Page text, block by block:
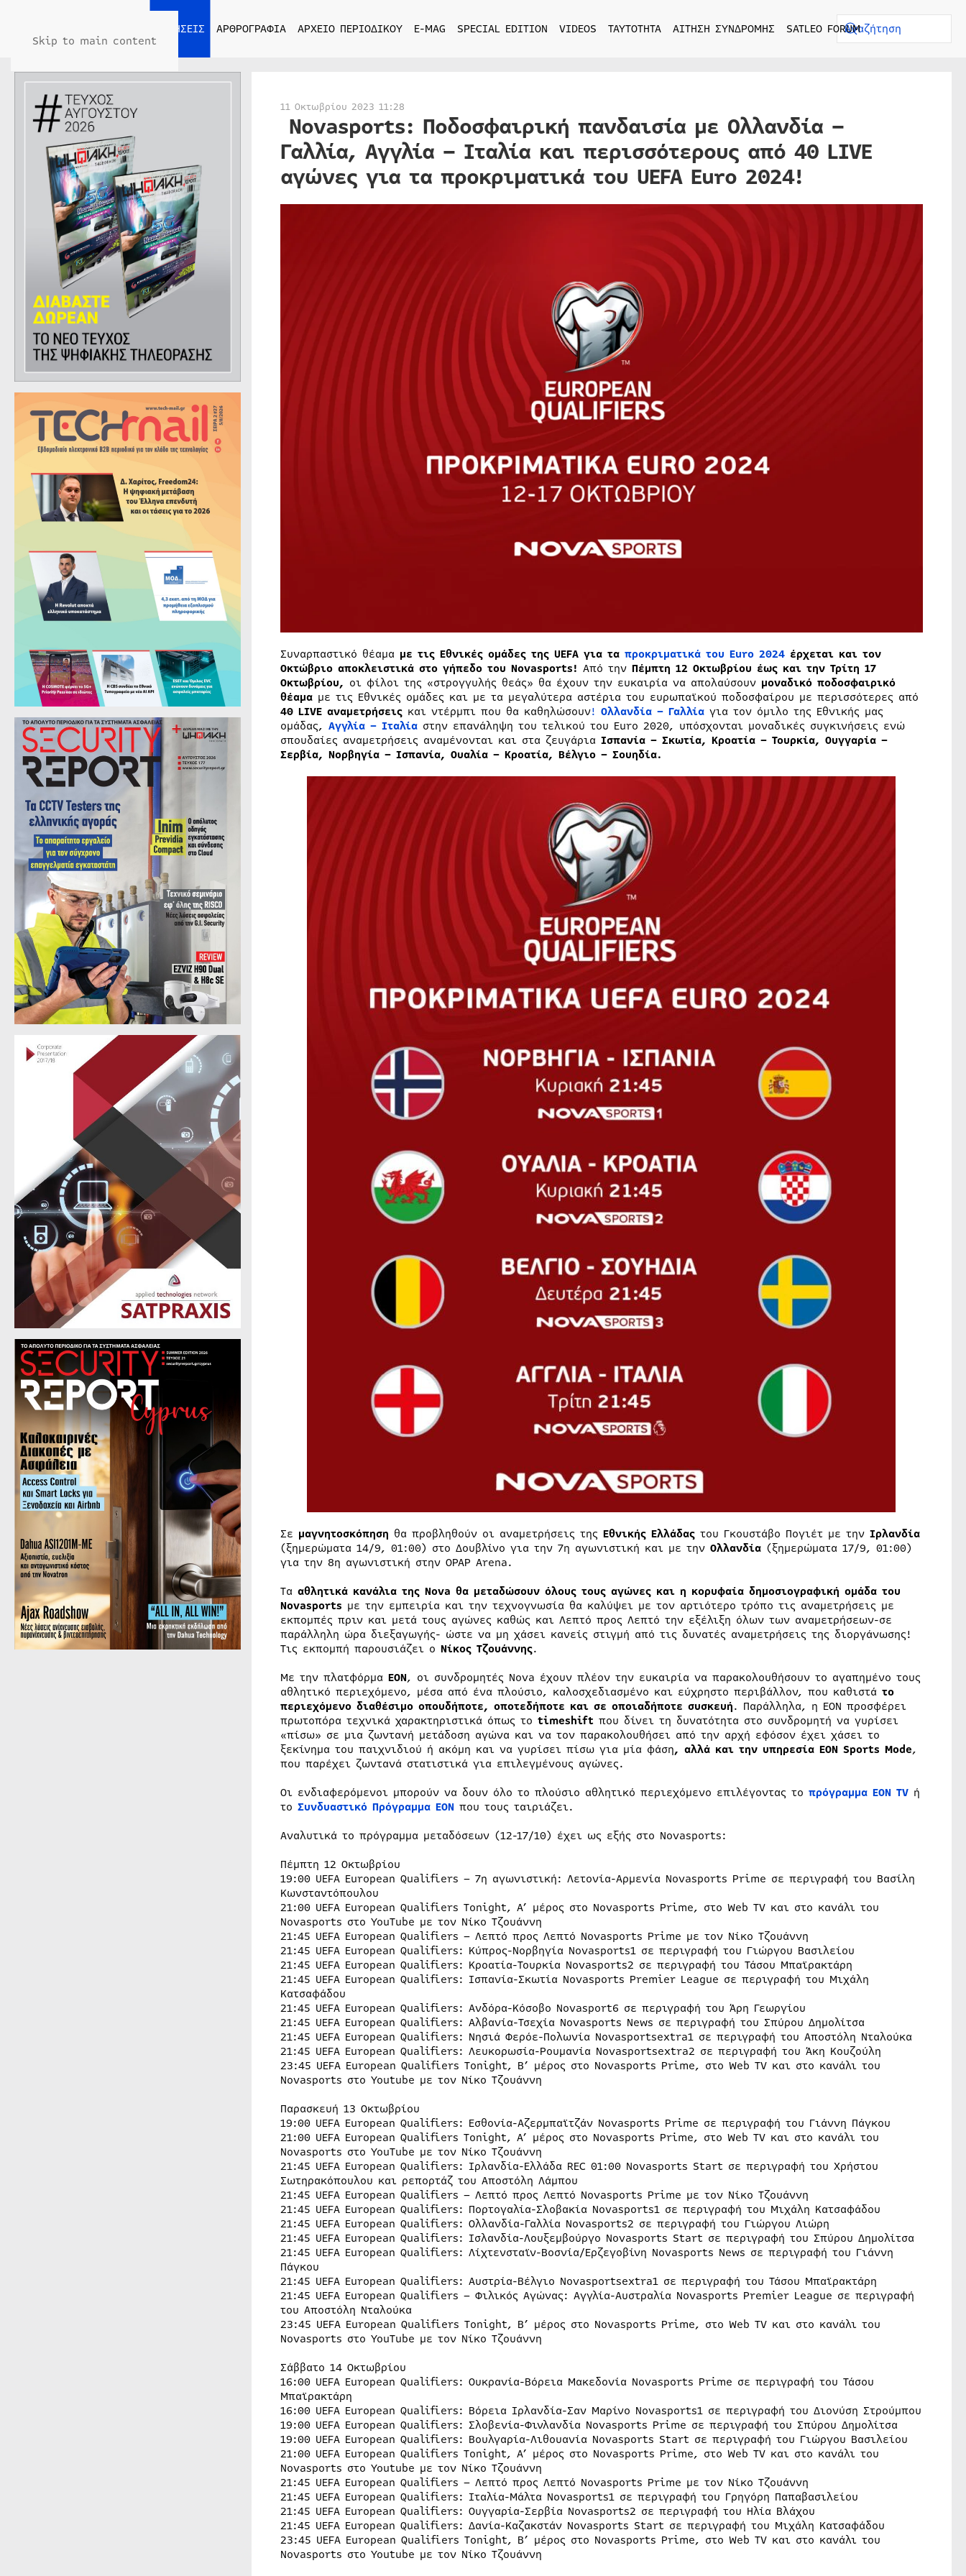
Skip to main content
ΕΙΔΗΣΕΙΣ ΑΡΘΡΟΓΡΑΦΙΑ ΑΡΧΕΙΟ ΠΕΡΙΟΔΙΚΟΥ E-MAG SPECIAL EDITION VIDEOS ΤΑΥΤΟΤΗΤΑ ΑΙΤΗΣΗ ΣΥΝΔΡΟΜΗΣ SATLEO FORUM
11 Οκτωβρίου 2023 11:28
Novasports: Ποδοσφαιρική πανδαισία με Ολλανδία –
Γαλλία, Αγγλία – Ιταλία και περισσότερους από 40 LIVE
αγώνες για τα προκριματικά του UEFA Euro 2024!
Συναρπαστικό θέαμα με τις Εθνικές ομάδες της UEFA για τα προκριματικά του Euro 2024έρχεται και τον
Οκτώβριο αποκλειστικά στο γήπεδο του Novasports! Από τηνΠέμπτη 12 Οκτωβρίου έως και την Τρίτη 17
Οκτωβρίου, οι φίλοι της «στρογγυλής θεάς» θα έχουν την ευκαιρία να απολαύσουν μοναδικό ποδοσφαιρικό
θέαμαμε τις Εθνικές ομάδες και με τα μεγαλύτερα αστέρια του ευρωπαϊκού ποδοσφαίρου με περισσότερες από
40 LIVEαναμετρήσειςκαι ντέρμπι που θα καθηλώσουν! Ολλανδία – Γαλλίαγια τον όμιλο της Εθνικής μας
ομάδας, Αγγλία – Ιταλίαστην επανάληψη του τελικού του Euro 2020, υπόσχονται μοναδικές συγκινήσεις ενώ
σπουδαίες αναμετρήσεις αναμένονται και στα ζευγάρια Ισπανία – Σκωτία, Κροατία – Τουρκία, Ουγγαρία –
Σερβία, Νορβηγία – Ισπανία, Ουαλία – Κροατία, Βέλγιο – Σουηδία.
Σε μαγνητοσκόπηση θα προβληθούν οι αναμετρήσεις της Εθνικής Ελλάδαςτου Γκουστάβο Πογιέτ με την Ιρλανδία
(ξημερώματα 14/9, 01:00) στο Δουβλίνο για την 7η αγωνιστική και με την Ολλανδία(ξημερώματα 17/9, 01:00)
για την 8η αγωνιστική στην OPAP Arena.
Τα αθλητικά κανάλια της Nova θα μεταδώσουν όλους τους αγώνες και η κορυφαία δημοσιογραφική ομάδα του
Novasports με την εμπειρία και την τεχνογνωσία θα καλύψει με τον αρτιότερο τρόπο τις αναμετρήσεις με
εκπομπές πριν και μετά τους αγώνες καθώς και Λεπτό προς Λεπτό την εξέλιξη όλων των αναμετρήσεων-σε
παράλληλη ώρα διεξαγωγής- ώστε να μη χάσει κανείς στιγμή από τις δυνατές αναμετρήσεις της διοργάνωσης!
Τις εκπομπή παρουσιάζει ο Νίκος Τζουάννης.
Με την πλατφόρμα EON, οι συνδρομητές Nova έχουν πλέον την ευκαιρία να παρακολουθήσουν το αγαπημένο τους
αθλητικό περιεχόμενο, μέσα από ένα πλούσιο, καλοσχεδιασμένο και εύχρηστο περιβάλλον, που καθιστά το
περιεχόμενο διαθέσιμο οπουδήποτε, οποτεδήποτε και σε οποιαδήποτε συσκευή. Παράλληλα, η ΕΟΝ προσφέρει
πρωτοπόρα τεχνικά χαρακτηριστικά όπως το timeshift που δίνει τη δυνατότητα στο συνδρομητή να γυρίσει
«πίσω» σε μια ζωντανή μετάδοση αγώνα και να τον παρακολουθήσει από την αρχή εφόσον έχει χάσει το
ξεκίνημα του παιχνιδιού ή ακόμη και να γυρίσει πίσω για μία φάση, αλλά και την υπηρεσία EON Sports Mode,
που παρέχει ζωντανά στατιστικά για επιλεγμένους αγώνες.
Οι ενδιαφερόμενοι μπορούν να δουν όλο το πλούσιο αθλητικό περιεχόμενο επιλέγοντας το πρόγραμμα ΕΟΝ ΤVή
το Συνδυαστικό Πρόγραμμα ΕΟΝ που τους ταιριάζει.
Αναλυτικά το πρόγραμμα μεταδόσεων (12-17/10) έχει ως εξής στο Novasports:
Πέμπτη 12 Οκτωβρίου
19:00 UEFA European Qualifiers – 7η αγωνιστική: Λετονία-Αρμενία Novasports Prime σε περιγραφή του Βασίλη
Κωνσταντόπουλου
21:00 UEFA European Qualifiers Tonight, A’ μέρος στο Novasports Prime, στο Web TV και στο κανάλι του
Novasports στο YouTube με τον Νίκο Τζουάννη
21:45 UEFA European Qualifiers – Λεπτό προς Λεπτό Novasports Prime με τον Νίκο Τζουάννη
21:45 UEFA European Qualifiers: Κύπρος-Νορβηγία Novasports1 σε περιγραφή του Γιώργου Βασιλείου
21:45 UEFA European Qualifiers: Κροατία-Τουρκία Novasports2 σε περιγραφή του Τάσου Μπαϊρακτάρη
21:45 UEFA European Qualifiers: Ισπανία-Σκωτία Novasports Premier League σε περιγραφή του Μιχάλη
Κατσαφάδου
21:45 UEFA European Qualifiers: Ανδόρα-Κόσοβο Novasport6 σε περιγραφή του Άρη Γεωργίου
21:45 UEFA European Qualifiers: Αλβανία-Τσεχία Novasports News σε περιγραφή του Σπύρου Δημολίτσα
21:45 UEFA European Qualifiers: Νησιά Φερόε-Πολωνία Novasportsextra1 σε περιγραφή του Αποστόλη Νταλούκα
21:45 UEFA European Qualifiers: Λευκορωσία-Ρουμανία Novasportsextra2 σε περιγραφή του Άκη Κουζούλη
23:45 UEFA European Qualifiers Tonight, Β’ μέρος στο Novasports Prime, στο Web TV και στο κανάλι του
Novasports στο Youtube με τον Νίκο Τζουάννη
Παρασκευή 13 Οκτωβρίου
19:00 UEFA European Qualifiers: Εσθονία-Αζερμπαϊτζάν Novasports Prime σε περιγραφή του Γιάννη Πάγκου
21:00 UEFA European Qualifiers Tonight, A’ μέρος στο Novasports Prime, στο Web TV και στο κανάλι του
Novasports στο YouTube με τον Νίκο Τζουάννη
21:45 UEFA European Qualifiers: Ιρλανδία-Ελλάδα REC 01:00 Novasports Start σε περιγραφή του Χρήστου
Σωτηρακόπουλου και ρεπορτάζ του Αποστόλη Λάμπου
21:45 UEFA European Qualifiers – Λεπτό προς Λεπτό Novasports Prime με τον Νίκο Τζουάννη
21:45 UEFA European Qualifiers: Πορτογαλία-Σλοβακία Novasports1 σε περιγραφή του Μιχάλη Κατσαφάδου
21:45 UEFA European Qualifiers: Ολλανδία-Γαλλία Novasports2 σε περιγραφή του Γιώργου Λιώρη
21:45 UEFA European Qualifiers: Ισλανδία-Λουξεμβούργο Novasports Start σε περιγραφή του Σπύρου Δημολίτσα
21:45 UEFA European Qualifiers: Λίχτενσταϊν-Βοσνία/Ερζεγοβίνη Novasports News σε περιγραφή του Γιάννη
Πάγκου
21:45 UEFA European Qualifiers: Αυστρία-Βέλγιο Novasportsextra1 σε περιγραφή του Τάσου Μπαϊρακτάρη
21:45 UEFA European Qualifiers – Φιλικός Αγώνας: Αγγλία-Αυστραλία Novasports Premier League σε περιγραφή
του Αποστόλη Νταλούκα
23:45 UEFA European Qualifiers Tonight, Β’ μέρος στο Novasports Prime, στο Web TV και στο κανάλι του
Novasports στο YouTube με τον Νίκο Τζουάννη
Σάββατο 14 Οκτωβρίου
16:00 UEFA European Qualifiers: Ουκρανία-Βόρεια Μακεδονία Novasports Prime σε περιγραφή του Τάσου
Μπαϊρακτάρη
16:00 UEFA European Qualifiers: Βόρεια Ιρλανδία-Σαν Μαρίνο Novasports1 σε περιγραφή του Διονύση Στρούμπου
19:00 UEFA European Qualifiers: Σλοβενία-Φινλανδία Novasports Prime σε περιγραφή του Σπύρου Δημολίτσα
19:00 UEFA European Qualifiers: Βουλγαρία-Λιθουανία Novasports Start σε περιγραφή του Γιώργου Βασιλείου
21:00 UEFA European Qualifiers Tonight, A’ μέρος στο Novasports Prime, στο Web TV και στο κανάλι του
Novasports στο Youtube με τον Νίκο Τζουάννη
21:45 UEFA European Qualifiers – Λεπτό προς Λεπτό Novasports Prime με τον Νίκο Τζουάννη
21:45 UEFA European Qualifiers: Ιταλία-Μάλτα Novasports1 σε περιγραφή του Γρηγόρη Παπαβασιλείου
21:45 UEFA European Qualifiers: Ουγγαρία-Σερβία Novasports2 σε περιγραφή του Ηλία Βλάχου
21:45 UEFA European Qualifiers: Δανία-Καζακστάν Novasports Start σε περιγραφή του Μιχάλη Κατσαφάδου
23:45 UEFA European Qualifiers Tonight, Β’ μέρος στο Novasports Prime, στο Web TV και στο κανάλι του
Novasports στο Youtube με τον Νίκο Τζουάννη